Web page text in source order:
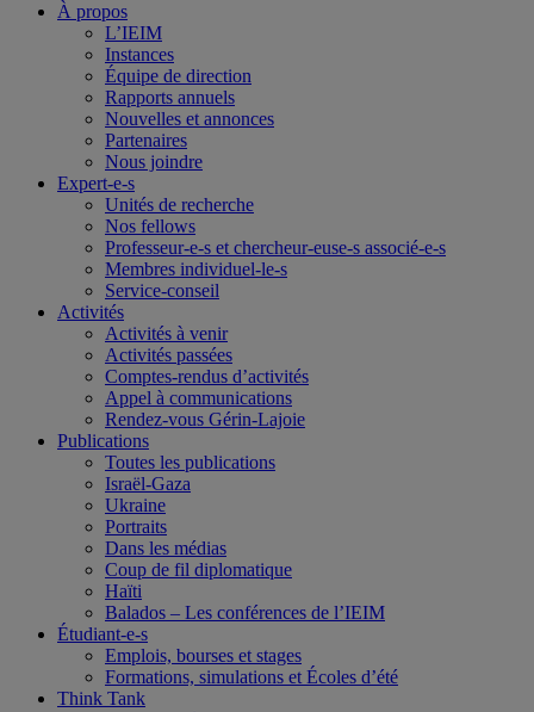
À propos
L’IEIM
Instances
Équipe de direction
Rapports annuels
Nouvelles et annonces
Partenaires
Nous joindre
Expert-e-s
Unités de recherche
Nos fellows
Professeur-e-s et chercheur-euse-s associé-e-s
Membres individuel-le-s
Service-conseil
Activités
Activités à venir
Activités passées
Comptes-rendus d’activités
Appel à communications
Rendez-vous Gérin-Lajoie
Publications
Toutes les publications
Israël-Gaza
Ukraine
Portraits
Dans les médias
Coup de fil diplomatique
Haïti
Balados – Les conférences de l’IEIM
Étudiant-e-s
Emplois, bourses et stages
Formations, simulations et Écoles d’été
Think Tank